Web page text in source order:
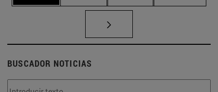
BUSCADOR NOTICIAS